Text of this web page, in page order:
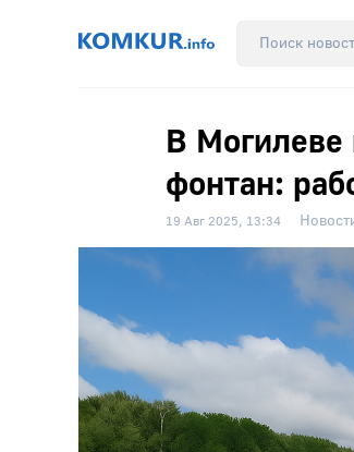
В Могилеве
фонтан:
19 Авг 2025, 13:34